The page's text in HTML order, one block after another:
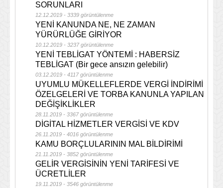
SORUNLARI
12.12.2019 - 3339 görüntülenme
YENİ KANUNDA NE, NE ZAMAN
YÜRÜRLÜĞE GİRİYOR
10.12.2019 - 3237 görüntülenme
YENİ TEBLİGAT YÖNTEMİ : HABERSİZ
TEBLİGAT (Bir gece ansızın gelebilir)
03.12.2019 - 4117 görüntülenme
UYUMLU MÜKELLEFLERDE VERGİ İNDİRİMİ
ÖZELGELERİ VE TORBA KANUNLA YAPILAN
DEĞİŞİKLİKLER
28.11.2019 - 3367 görüntülenme
DİGİTAL HİZMETLER VERGİSİ VE KDV
26.11.2019 - 4016 görüntülenme
KAMU BORÇLULARININ MAL BİLDİRİMİ
21.11.2019 - 3852 görüntülenme
GELİR VERGİSİNİN YENİ TARİFESİ VE
ÜCRETLİLER
19.11.2019 - 3546 görüntülenme